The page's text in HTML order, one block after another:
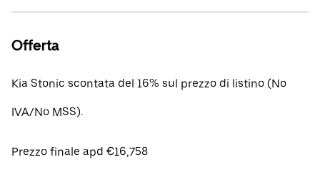
Offerta
Kia Stonic scontata del 16% sul prezzo di listino (No
IVA/No MSS).
Prezzo finale apd €16,758